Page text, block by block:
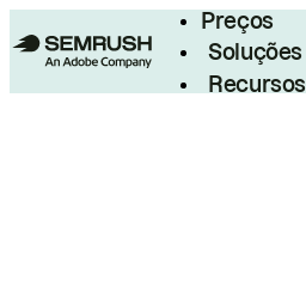
Preços
Soluções
Recursos